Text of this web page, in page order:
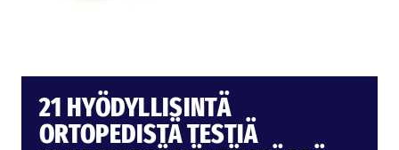
21 HYÖDYLLISINTÄ
ORTOPEDISTÄ TESTIÄ